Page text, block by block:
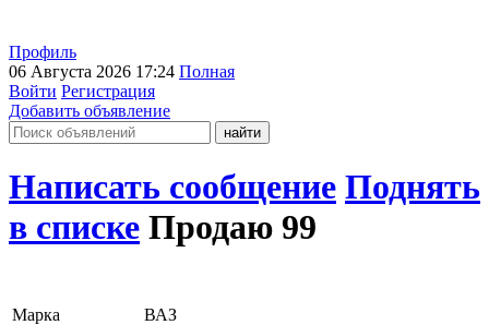
Профиль
06 Августа 2026 17:24 Полная
Войти Регистрация
Добавить объявление
Написать сообщение Поднять
в списке Продаю 99
Марка
ВАЗ